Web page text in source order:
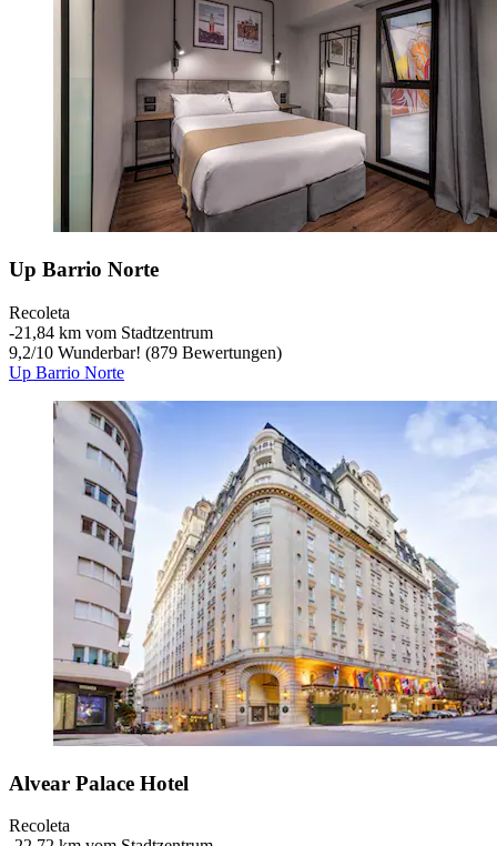
Up Barrio Norte
Recoleta
‐21,84 km vom Stadtzentrum
9,2/10 Wunderbar! (879 Bewertungen)
Up Barrio Norte
Alvear Palace Hotel
Recoleta